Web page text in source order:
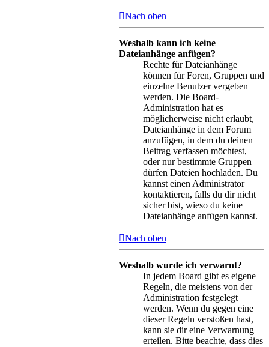
Nach oben
Weshalb kann ich keine
Dateianhänge anfügen?
Rechte für Dateianhänge
können für Foren, Gruppen und
einzelne Benutzer vergeben
werden. Die Board-
Administration hat es
möglicherweise nicht erlaubt,
Dateianhänge in dem Forum
anzufügen, in dem du deinen
Beitrag verfassen möchtest,
oder nur bestimmte Gruppen
dürfen Dateien hochladen. Du
kannst einen Administrator
kontaktieren, falls du dir nicht
sicher bist, wieso du keine
Dateianhänge anfügen kannst.
Nach oben
Weshalb wurde ich verwarnt?
In jedem Board gibt es eigene
Regeln, die meistens von der
Administration festgelegt
werden. Wenn du gegen eine
dieser Regeln verstoßen hast,
kann sie dir eine Verwarnung
erteilen. Bitte beachte, dass dies